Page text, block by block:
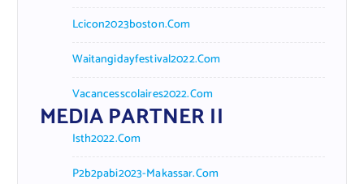
Lcicon2023boston.com
Waitangidayfestival2022.com
Vacancesscolaires2022.com
MEDIA PARTNER II
Isth2022.com
P2b2pabi2023-Makassar.com